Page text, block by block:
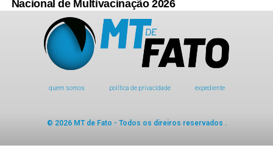
Nacional de Multivacinação 2026
quem somos política de privacidade expediente
© 2026 MT de Fato - Todos os direiros reservados .